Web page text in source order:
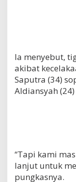
Ia menyebut,
akibat
Saputra (34)
Aldiansyah
“Tapi kami
lanjut untuk
pungkasnya.